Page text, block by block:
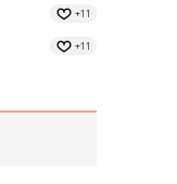
+11
+11